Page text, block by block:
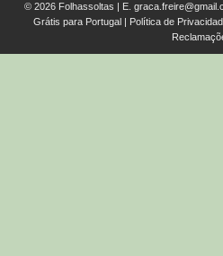
© 2026 Folhassoltas | E.
Grátis para Portugal
Política de